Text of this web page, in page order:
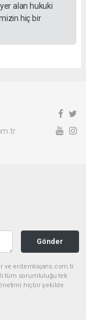
alan hukuki
hiç bir
Gönder
ve erdemliajans.com.tr
tüm sorumluluğu tek
hiçbir şekilde